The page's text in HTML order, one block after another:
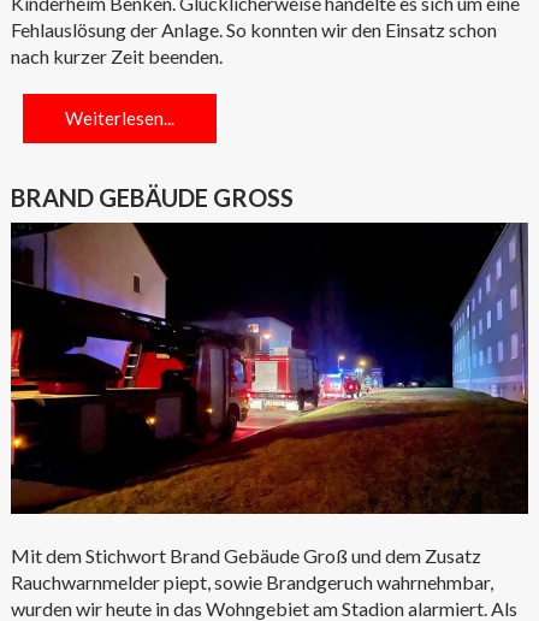
Fehlauslösung der Anlage. So konnten wir den Einsatz schon
nach kurzer Zeit beenden.
Weiterlesen...
BRAND GEBÄUDE GROSS
Mit dem Stichwort Brand Gebäude Groß und dem Zusatz
Rauchwarnmelder piept, sowie Brandgeruch wahrnehmbar,
wurden wir heute in das Wohngebiet am Stadion alarmiert. Als